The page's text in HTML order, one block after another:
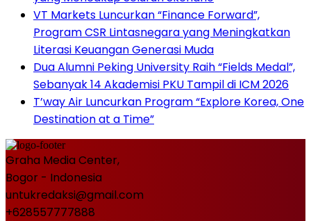
VT Markets Luncurkan “Finance Forward”,
Program CSR Lintasnegara yang Meningkatkan
Literasi Keuangan Generasi Muda
Dua Alumni Peking University Raih “Fields Medal”,
Sebanyak 14 Akademisi PKU Tampil di ICM 2026
T’way Air Luncurkan Program “Explore Korea, One
Destination at a Time”
Graha Media Center,
Bogor - Indonesia
untukredaksi@gmail.com
+628557777888